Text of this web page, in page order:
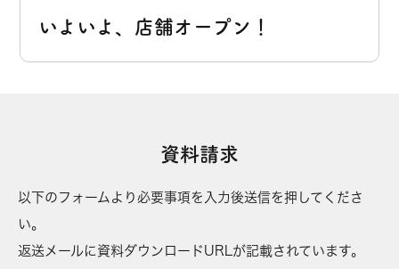
いよいよ、店舗オープン！
資料請求
以下のフォームより必要事項を入力後送信を押してくださ
い。
返送メールに資料ダウンロードURLが記載されています。